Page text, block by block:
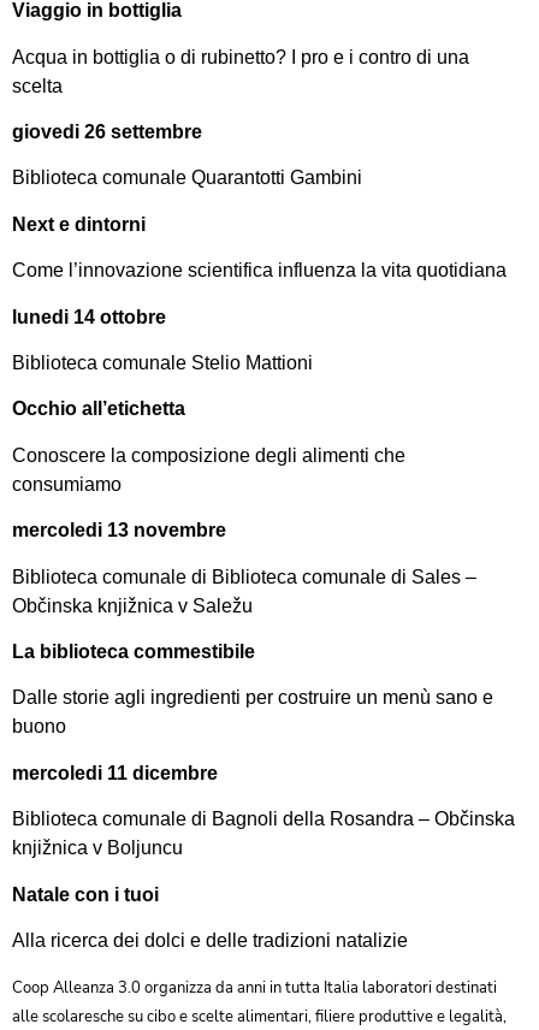
Viaggio in bottiglia
Acqua in bottiglia o di rubinetto? I pro e i contro di una
scelta
giovedi 26 settembre
Biblioteca comunale Quarantotti Gambini
Next e dintorni
Come l’innovazione scientifica influenza la vita quotidiana
lunedi 14 ottobre
Biblioteca comunale Stelio Mattioni
Occhio all’etichetta
Conoscere la composizione degli alimenti che
consumiamo
mercoledi 13 novembre
Biblioteca comunale di Biblioteca comunale di Sales –
Občinska knjižnica v Saležu
La biblioteca commestibile
Dalle storie agli ingredienti per costruire un menù sano e
buono
mercoledi 11 dicembre
Biblioteca comunale di Bagnoli della Rosandra – Občinska
knjižnica v Boljuncu
Natale con i tuoi
Alla ricerca dei dolci e delle tradizioni natalizie
Coop Alleanza 3.0 organizza da anni in tutta Italia laboratori destinati
alle scolaresche su cibo e scelte alimentari, filiere produttive e legalità,